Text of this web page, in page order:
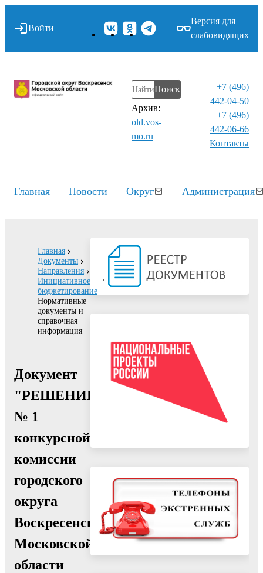
Войти
Версия для
слабовидящих
Поиск
Архив:
old.vos-
mo.ru
+7 (496)
442-04-50
+7 (496)
442-06-66
Контакты⁠
Главная Новости Округ Администрация
Главная
Документы
Направления
Инициативное
бюджетирование
Нормативные
документы и
справочная
информация
Документ
"РЕШЕНИЕ
№ 1
конкурсной
комиссии
городского
округа
Воскресенск
Московской
области